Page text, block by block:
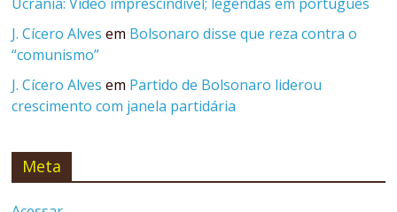
J. Cícero Alves em Bolsonaro disse que reza contra o
“comunismo”
J. Cícero Alves em Partido de Bolsonaro liderou
crescimento com janela partidária
Meta